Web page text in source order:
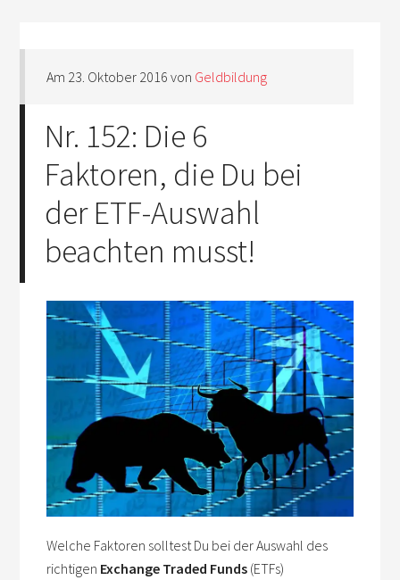
Am 23. Oktober 2016 von Geldbildung
Nr. 152: Die 6
Faktoren, die Du bei
der ETF-Auswahl
beachten musst!
Welche Faktoren solltest Du bei der Auswahl des
richtigen Exchange Traded Funds (ETFs)